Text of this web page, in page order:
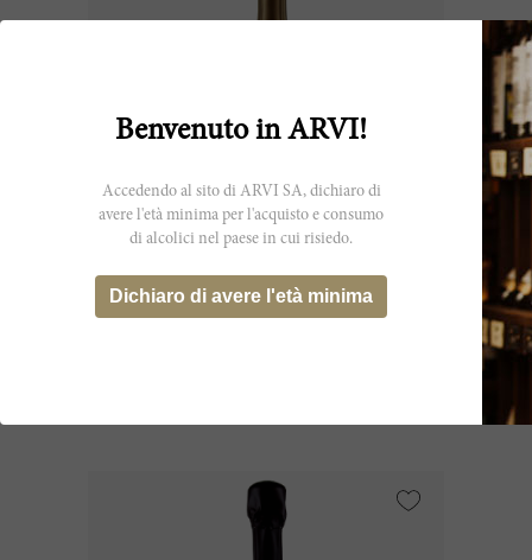
75cl
Champagne Brut Dom Ruinart Blanc
de Blancs 2013
Benvenuto in ARVI!
Accedendo al sito di ARVI SA, dichiaro di
avere l'età minima per l'acquisto e consumo
di alcolici nel paese in cui risiedo.
Dichiaro di avere l'età minima